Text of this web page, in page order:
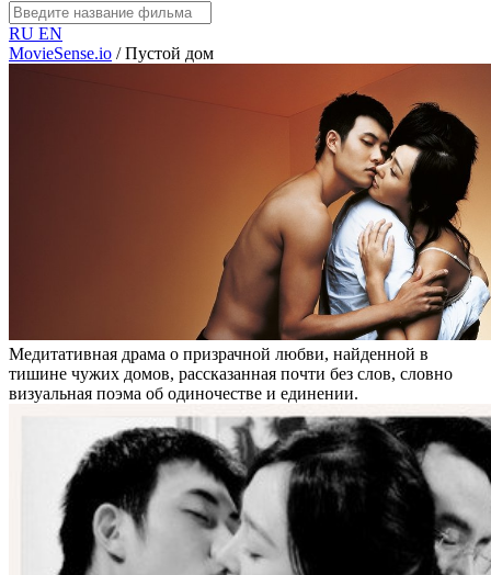
RU EN
MovieSense.io / Пустой дом
Медитативная драма о призрачной любви, найденной в
тишине чужих домов, рассказанная почти без слов, словно
визуальная поэма об одиночестве и единении.